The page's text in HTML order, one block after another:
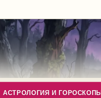
АСТРОЛОГИЯ И ГОРОСКОПЫ